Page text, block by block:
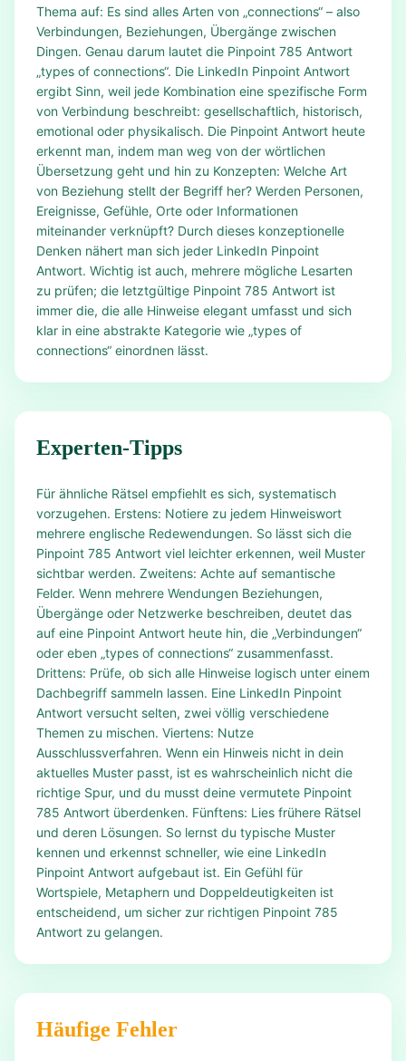
Thema auf: Es sind alles Arten von „connections“ – also
Verbindungen, Beziehungen, Übergänge zwischen
Dingen. Genau darum lautet die Pinpoint 785 Antwort
„types of connections“. Die LinkedIn Pinpoint Antwort
ergibt Sinn, weil jede Kombination eine spezifische Form
von Verbindung beschreibt: gesellschaftlich, historisch,
emotional oder physikalisch. Die Pinpoint Antwort heute
erkennt man, indem man weg von der wörtlichen
Übersetzung geht und hin zu Konzepten: Welche Art
von Beziehung stellt der Begriff her? Werden Personen,
Ereignisse, Gefühle, Orte oder Informationen
miteinander verknüpft? Durch dieses konzeptionelle
Denken nähert man sich jeder LinkedIn Pinpoint
Antwort. Wichtig ist auch, mehrere mögliche Lesarten
zu prüfen; die letztgültige Pinpoint 785 Antwort ist
immer die, die alle Hinweise elegant umfasst und sich
klar in eine abstrakte Kategorie wie „types of
connections“ einordnen lässt.
Experten-Tipps
Für ähnliche Rätsel empfiehlt es sich, systematisch
vorzugehen. Erstens: Notiere zu jedem Hinweiswort
mehrere englische Redewendungen. So lässt sich die
Pinpoint 785 Antwort viel leichter erkennen, weil Muster
sichtbar werden. Zweitens: Achte auf semantische
Felder. Wenn mehrere Wendungen Beziehungen,
Übergänge oder Netzwerke beschreiben, deutet das
auf eine Pinpoint Antwort heute hin, die „Verbindungen“
oder eben „types of connections“ zusammenfasst.
Drittens: Prüfe, ob sich alle Hinweise logisch unter einem
Dachbegriff sammeln lassen. Eine LinkedIn Pinpoint
Antwort versucht selten, zwei völlig verschiedene
Themen zu mischen. Viertens: Nutze
Ausschlussverfahren. Wenn ein Hinweis nicht in dein
aktuelles Muster passt, ist es wahrscheinlich nicht die
richtige Spur, und du musst deine vermutete Pinpoint
785 Antwort überdenken. Fünftens: Lies frühere Rätsel
und deren Lösungen. So lernst du typische Muster
kennen und erkennst schneller, wie eine LinkedIn
Pinpoint Antwort aufgebaut ist. Ein Gefühl für
Wortspiele, Metaphern und Doppeldeutigkeiten ist
entscheidend, um sicher zur richtigen Pinpoint 785
Antwort zu gelangen.
Häufige Fehler